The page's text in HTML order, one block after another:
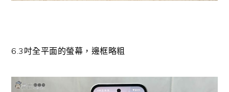
6.3吋全平面的螢幕，邊框略粗